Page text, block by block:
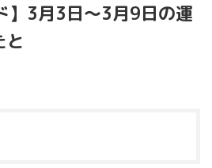
】3月3日〜3月9日の運
と